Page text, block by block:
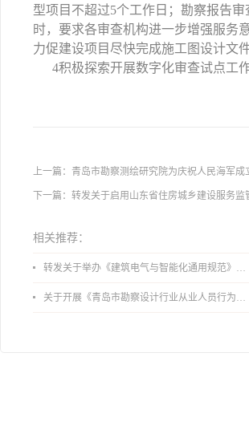
型项目不超过5个工作日；勘察报告
时，要求各审查机构进一步增强服务
力促建设项目尽快完成施工图设计文
4积极探索开展数字化审查试点工
上一篇： 青岛市勘察测绘研究院为庆祝人民海军
下一篇： 转发关于启用山东省住房城乡建设服务
相关推荐：
转发关于举办《建筑电气与智能化通用规范》 GB55024-2022公益宣贯的通知
关于开展《青岛市勘察设计行业从业人员行为导则》、《青岛市住宅工程设计审查品质提升指引（2026版）》宣贯活动的通知